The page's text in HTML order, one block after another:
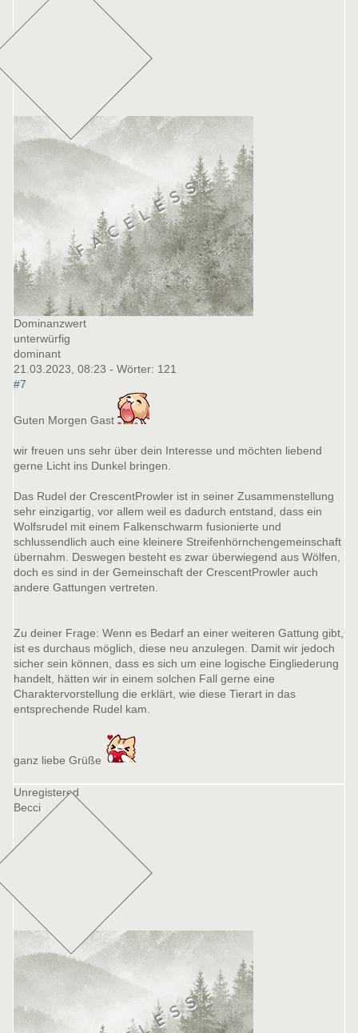
Dominanzwert
unterwürfig
dominant
21.03.2023, 08:23 - Wörter: 121
#7
Guten Morgen Gast
wir freuen uns sehr über dein Interesse und möchten liebend
gerne Licht ins Dunkel bringen.
Das Rudel der CrescentProwler ist in seiner Zusammenstellung
sehr einzigartig, vor allem weil es dadurch entstand, dass ein
Wolfsrudel mit einem Falkenschwarm fusionierte und
schlussendlich auch eine kleinere Streifenhörnchengemeinschaft
übernahm. Deswegen besteht es zwar überwiegend aus Wölfen,
doch es sind in der Gemeinschaft der CrescentProwler auch
andere Gattungen vertreten.
Zu deiner Frage: Wenn es Bedarf an einer weiteren Gattung gibt,
ist es durchaus möglich, diese neu anzulegen. Damit wir jedoch
sicher sein können, dass es sich um eine logische Eingliederung
handelt, hätten wir in einem solchen Fall gerne eine
Charaktervorstellung die erklärt, wie diese Tierart in das
entsprechende Rudel kam.
ganz liebe Grüße
Unregistered
Becci